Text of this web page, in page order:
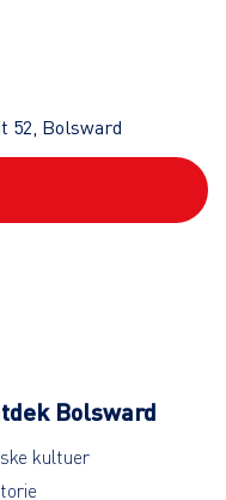
52, Bolsward
Bolsward
kultuer